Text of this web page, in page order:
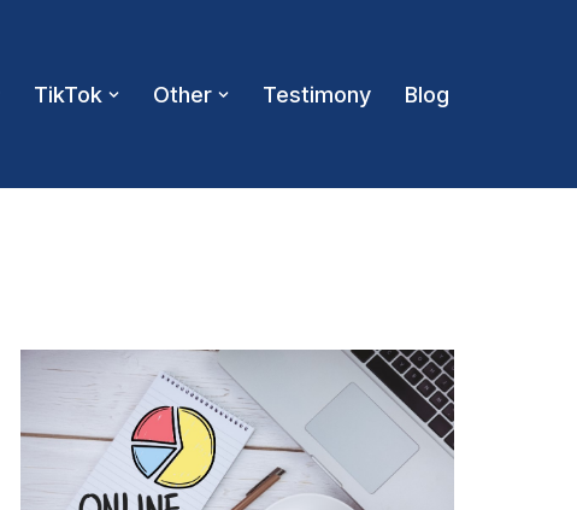
TikTok Other Testimony Blog